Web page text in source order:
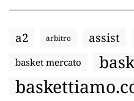
a2 arbitro assist
basket mercato